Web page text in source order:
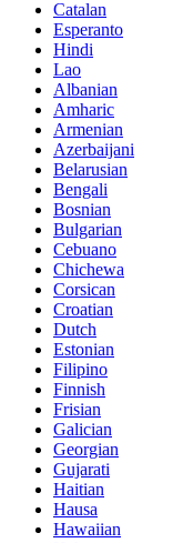
Catalan
Esperanto
Hindi
Lao
Albanian
Amharic
Armenian
Azerbaijani
Belarusian
Bengali
Bosnian
Bulgarian
Cebuano
Chichewa
Corsican
Croatian
Dutch
Estonian
Filipino
Finnish
Frisian
Galician
Georgian
Gujarati
Haitian
Hausa
Hawaiian